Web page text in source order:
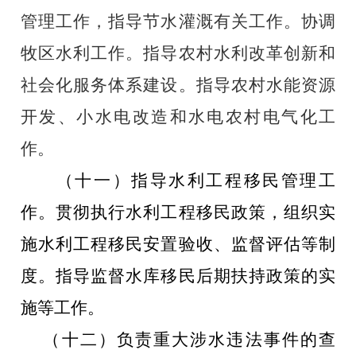
管理工作，指导节水灌溉有关工作。协调
牧区水利工作。指导农村水利改革创新和
社会化服务体系建设。指导农村水能资源
开发、小水电改造和水电农村电气化工
作。
（十一）指导水利工程移民管理工
作。贯彻执行水利工程移民政策，组织实
施水利工程移民安置验收、监督评估等制
度。指导监督水库移民后期扶持政策的实
施等工作。
（十二）负责重大涉水违法事件的查